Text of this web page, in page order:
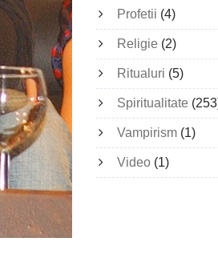
Profetii (4)
Religie (2)
Ritualuri (5)
Spiritualitate
Vampirism (1)
Video (1)